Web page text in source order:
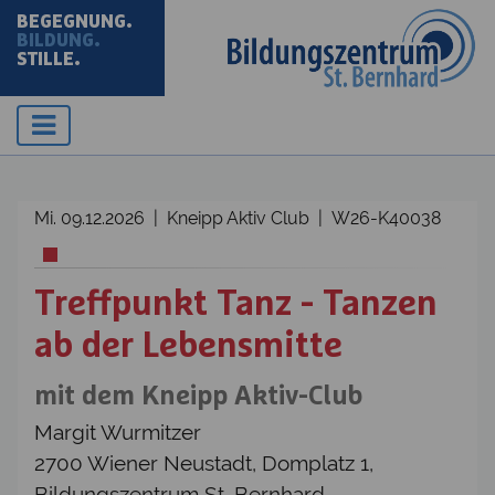
BEGEGNUNG.
BILDUNG.
STILLE.
Mi. 09.12.2026 | Kneipp Aktiv Club | W26-K40038
Treffpunkt Tanz - Tanzen
ab der Lebensmitte
mit dem Kneipp Aktiv-Club
Margit Wurmitzer
2700 Wiener Neustadt, Domplatz 1,